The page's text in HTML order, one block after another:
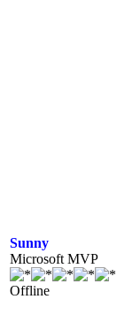
Sunny
Microsoft MVP
Offline